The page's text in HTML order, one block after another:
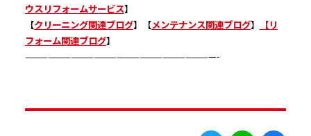
ウスリフォームサービス】
【クリーニング関連ブログ】【メンテナンス関連ブログ】
【リ
フォーム関連ブログ】
—————————————————————————-